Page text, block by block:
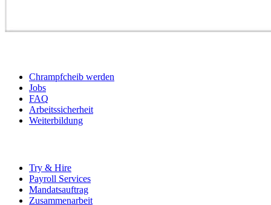
Chrampfcheib werden
Jobs
FAQ
Arbeitssicherheit
Weiterbildung
Try & Hire
Payroll Services
Mandatsauftrag
Zusammenarbeit